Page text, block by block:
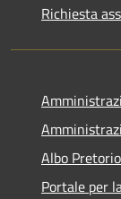
Richiesta
Albo Pretorio
Portale per